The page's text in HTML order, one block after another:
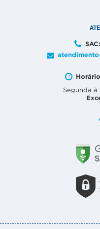
SAC:
Segunda à